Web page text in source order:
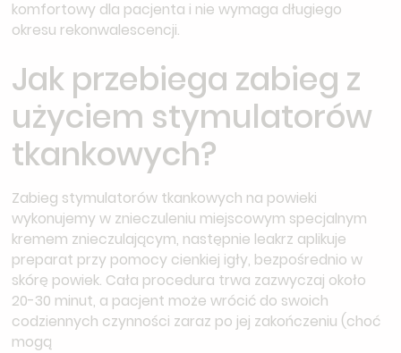
komfortowy dla pacjenta i nie wymaga długiego
okresu rekonwalescencji.
Jak przebiega zabieg z
użyciem stymulatorów
tkankowych?
Zabieg stymulatorów tkankowych na powieki
wykonujemy w znieczuleniu miejscowym specjalnym
kremem znieczulającym, następnie leakrz aplikuje
preparat przy pomocy cienkiej igły, bezpośrednio w
skórę powiek. Cała procedura trwa zazwyczaj około
20-30 minut, a pacjent może wrócić do swoich
codziennych czynności zaraz po jej zakończeniu (choć
mogą